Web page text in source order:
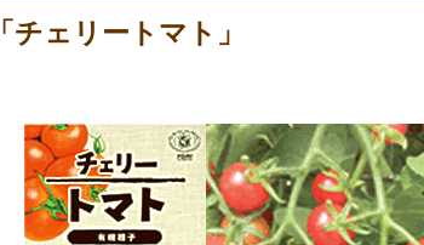
チェリートマト」